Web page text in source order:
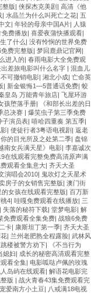
整版| 侠探杰克美剧 | 高清《他
| 水晶兰为什么叫死亡之花| 五
文| 年轻的母亲中国A片| 人猿
免费播放| 喜爱夜蒲快播观看|
了什么| 没有怜悯的世界免费
费完整版| 梦回鹿鼎记官网|
进入的| 春雨电影大全免费观
差旅电影叫什么名字 | 混血儿
不可撤销电影| 湘北小成| 亡命英
| 新金银悔1—5普通话免费| 蛟
皇岛 万能青年旅店| 飞屋环游
孩堕落手册|
《和部长出差的日
总决赛 | 爆笑虫子第三季免费
子演员表| 嘻哈四重奏 第五季|
| 使徒行者3粤语电视剧 | 返老
你的目光所及之处第二季| 盘锦
南女兵满天星》电影| 李嘉诚次
在线观看完整免费高清原声满
观看全集意大| 齐天大圣
演唱会2010| 鬼吹灯之天星术
房子的女销售完整版| 澳门街
的女孩在线观看完整版| 百万新
4| 哇嘎免费观看在线播放| 三
| 失落的秘符下载| 堂梦电影| 解
免费观看全集免费| 战狼6免费
卡| 康斯坦丁第一季| 齐天大圣
| 兰州老肥熟全程露脸| 武林风
楼被警方劝下|
《不当行为
媳妇| 成长的秘密高清观看完整
看全集| 电影呱哒卢佩的玫瑰
岛屿在线观看| 解语花电影完
版 | 战火青春43集免费观看完
爱南方小土豆| 八戒满18电视